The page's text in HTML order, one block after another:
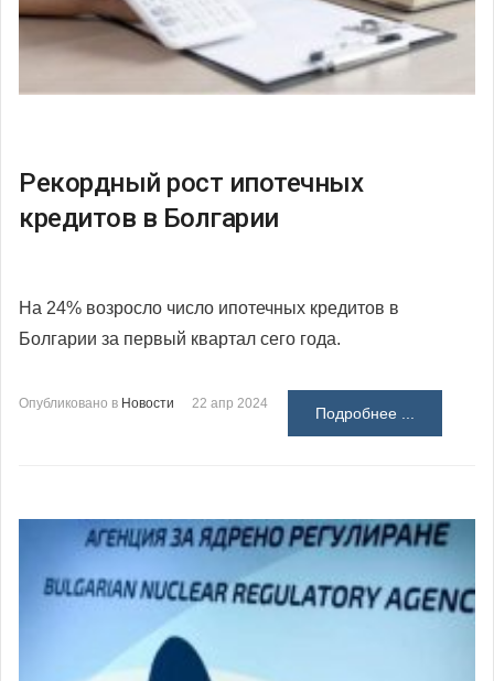
Рекордный рост ипотечных
кредитов в Болгарии
На 24% возросло число ипотечных кредитов в
Болгарии за первый квартал сего года.
Опубликовано в Новости 22 апр 2024
Подробнее ...